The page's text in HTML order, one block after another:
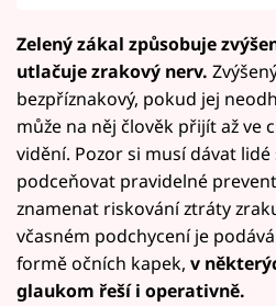
Zelený zákal způsobuje
utlačuje zrakový nerv.
bezpříznakový, pokud jej
může na něj člověk přijít až ve
vidění. Pozor si musí dávat lidé
podceňovat pravidelné
znamenat riskování ztráty
včasném podchycení je
formě očních kapek, v
glaukom řeší i operativně.